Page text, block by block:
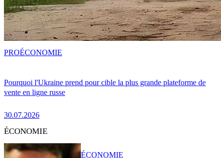
Pourquoi l'Ukraine prend pour cible la plus grande plateforme de
vente en ligne russe
30.07.2026
PROÉCONOMIE
ÉCONOMIE
ÉCONOMIE